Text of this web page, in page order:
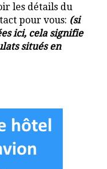
les détails du
pour vous: (si
ici, cela signifie
situés en